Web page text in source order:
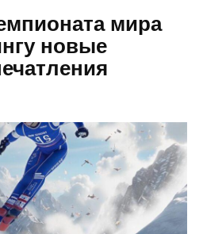
мира
новые